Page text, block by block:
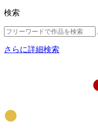
検索
さらに詳細検索